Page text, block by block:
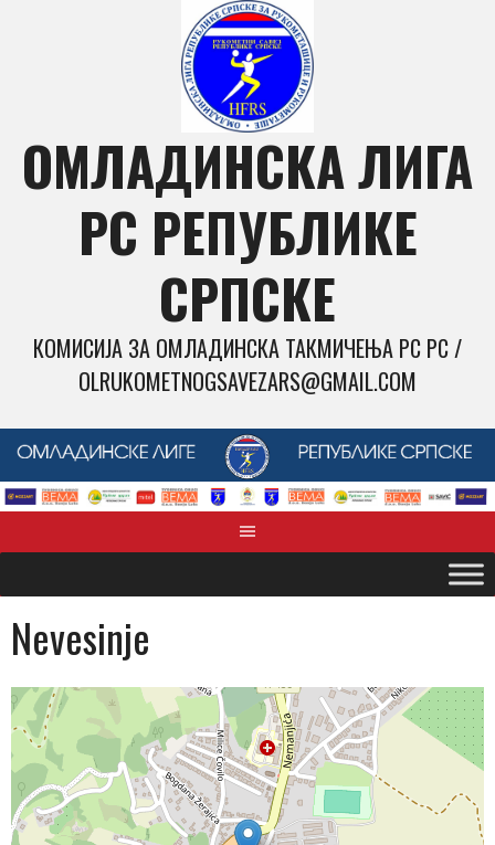
ОМЛАДИНСКА ЛИГА
РС РЕПУБЛИКЕ
СРПСКЕ
КОМИСИЈА ЗА ОМЛАДИНСКА ТАКМИЧЕЊА РС РС /
OLRUKOMETNOGSAVEZARS@GMAIL.COM
Nevesinje